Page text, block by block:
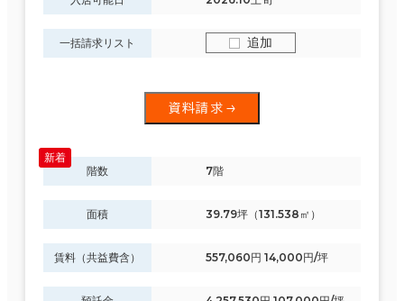
一括請求リスト 追加
資料請求
階数 7階
面積 39.79坪（131.538㎡）
賃料（共益費含） 557,060円 14,000円/坪